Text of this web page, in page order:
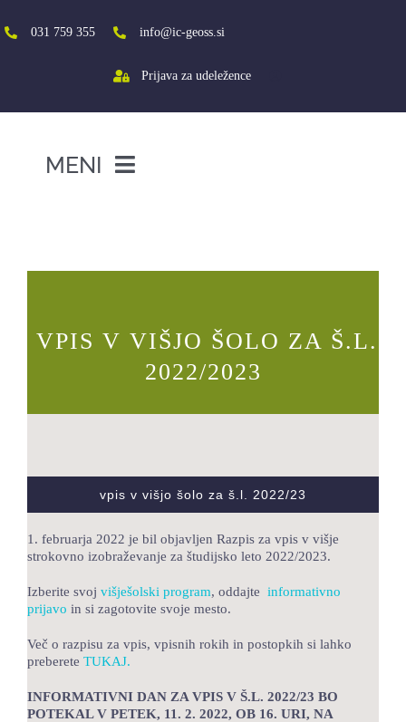
to
content
031 759 355 info@ic-geoss.si
Prijava za udeležence
MENI
60-LETNICA
VPIS V VIŠJO ŠOLO ZA Š.L.
2022/2023
vpis v višjo šolo za š.l. 2022/23
1. februarja 2022 je bil objavljen Razpis za vpis v višje
strokovno izobraževanje za študijsko leto 2022/2023.
Izberite svoj višješolski program, oddajte informativno
prijavo in si zagotovite svoje mesto.
Več o razpisu za vpis, vpisnih rokih in postopkih si lahko
preberete TUKAJ.
INFORMATIVNI DAN ZA VPIS V Š.L. 2022/23 BO
POTEKAL V PETEK, 11. 2. 2022, OB 16. URI, NA